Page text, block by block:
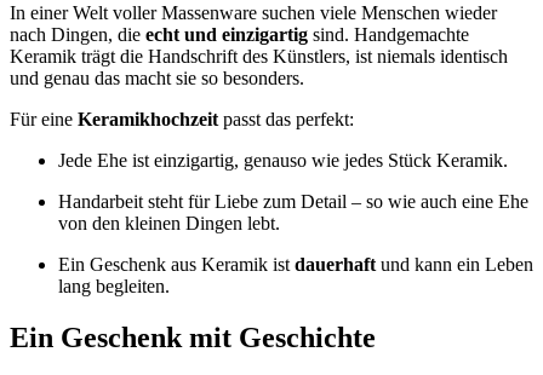
In einer Welt voller Massenware suchen viele Menschen wieder
nach Dingen, die echt und einzigartig sind. Handgemachte
Keramik trägt die Handschrift des Künstlers, ist niemals identisch
und genau das macht sie so besonders.
Für eine Keramikhochzeit passt das perfekt:
Jede Ehe ist einzigartig, genauso wie jedes Stück Keramik.
Handarbeit steht für Liebe zum Detail – so wie auch eine Ehe
von den kleinen Dingen lebt.
Ein Geschenk aus Keramik ist dauerhaft und kann ein Leben
lang begleiten.
Ein Geschenk mit Geschichte